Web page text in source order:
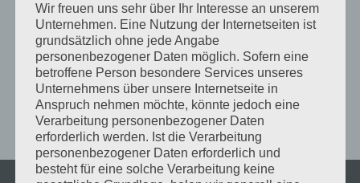
Wir freuen uns sehr über Ihr Interesse an unserem
Unternehmen. Eine Nutzung der Internetseiten ist
grundsätzlich ohne jede Angabe
personenbezogener Daten möglich. Sofern eine
betroffene Person besondere Services unseres
Unternehmens über unsere Internetseite in
Anspruch nehmen möchte, könnte jedoch eine
Verarbeitung personenbezogener Daten
erforderlich werden. Ist die Verarbeitung
personenbezogener Daten erforderlich und
besteht für eine solche Verarbeitung keine